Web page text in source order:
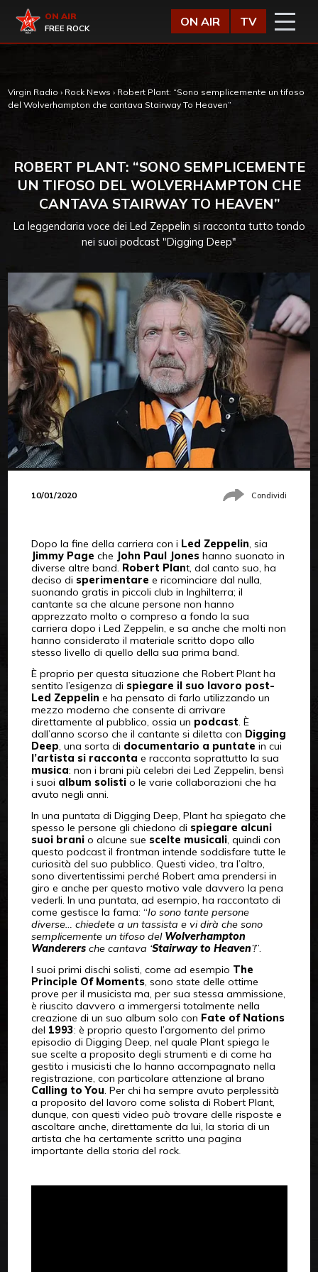
Virgin Radio
ON AIR
FREE ROCK
ON AIR TV
Virgin Radio › Rock News › Robert Plant: “Sono semplicemente un tifoso
del Wolverhampton che cantava Stairway To Heaven”
ROBERT PLANT: “SONO SEMPLICEMENTE
UN TIFOSO DEL WOLVERHAMPTON CHE
CANTAVA STAIRWAY TO HEAVEN”
La leggendaria voce dei Led Zeppelin si racconta tutto tondo
nei suoi podcast "Digging Deep"
10/01/2020 Condividi
Dopo la fine della carriera con i Led Zeppelin, sia
Jimmy Page che John Paul Joneshanno suonato in
diverse altre band. Robert Plant, dal canto suo, ha
deciso di sperimentare e ricominciare dal nulla,
suonando gratis in piccoli club in Inghilterra; il
cantante sa che alcune persone non hanno
apprezzato molto o compreso a fondo la sua
carriera dopo i Led Zeppelin, e sa anche che molti non
hanno considerato il materiale scritto dopo allo
stesso livello di quello della sua prima band.
È proprio per questa situazione che Robert Plant ha
sentito l’esigenza di spiegare il suo lavoro post-
Led Zeppelin e ha pensato di farlo utilizzando un
mezzo moderno che consente di arrivare
direttamente al pubblico, ossia un podcast. È
dall’anno scorso che il cantante si diletta con Digging
Deep, una sorta di documentario a puntate in cui
l’artista si racconta e racconta soprattutto la sua
musica: non i brani più celebri dei Led Zeppelin, bensì
i suoi album solistio le varie collaborazioni che ha
avuto negli anni.
In una puntata di Digging Deep, Plant ha spiegato che
spesso le persone gli chiedono di spiegare alcuni
suoi branio alcune sue scelte musicali, quindi con
questo podcast il frontman intende soddisfare tutte le
curiosità del suo pubblico. Questi video, tra l’altro,
sono divertentissimi perché Robert ama prendersi in
giro e anche per questo motivo vale davvero la pena
vederli. In una puntata, ad esempio, ha raccontato di
come gestisce la fama: “Io sono tante persone
diverse… chiedete a un tassista e vi dirà che sono
semplicemente un tifoso del Wolverhampton
Wanderersche cantava ‘Stairway to Heaven’!”.
I suoi primi dischi solisti, come ad esempio The
Principle Of Moments, sono state delle ottime
prove per il musicista ma, per sua stessa ammissione,
è riuscito davvero a immergersi totalmente nella
creazione di un suo album solo con Fate of Nations
del 1993: è proprio questo l’argomento del primo
episodio di Digging Deep, nel quale Plant spiega le
sue scelte a proposito degli strumenti e di come ha
gestito i musicisti che lo hanno accompagnato nella
registrazione, con particolare attenzione al brano
Calling to You. Per chi ha sempre avuto perplessità
a proposito del lavoro come solista di Robert Plant,
dunque, con questi video può trovare delle risposte e
ascoltare anche, direttamente da lui, la storia di un
artista che ha certamente scritto una pagina
importante della storia del rock.